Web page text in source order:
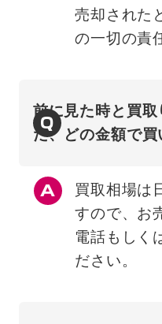
売却された
の一切の責
Q
前に見た時と買
た、どの金額で買
買取相場は
すので、お
電話もしく
ださい。